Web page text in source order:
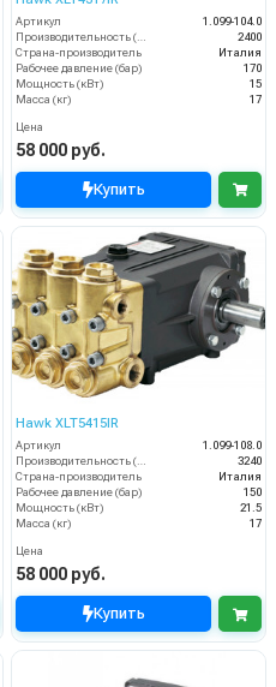
Артикул
1.099-104.0
2400
Страна-производитель
Италия
Рабочее давление (бар)
170
Мощность (кВт)
15
Масса (кг)
17
Цена
58 000 руб.
Купить
Hawk XLT5415IR
Артикул
1.099-108.0
Производительность (л/ч)
3240
Страна-производитель
Италия
Рабочее давление (бар)
150
Мощность (кВт)
21.5
Масса (кг)
17
Цена
58 000 руб.
Купить